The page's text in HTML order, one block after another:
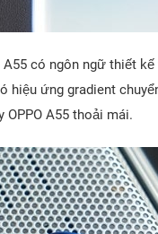
có ngôn ngữ thiết
hiệu ứng gradient
A55 thoải mái.